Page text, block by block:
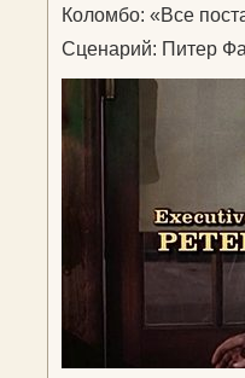
Коломбо: «Все
Сценарий: Питер